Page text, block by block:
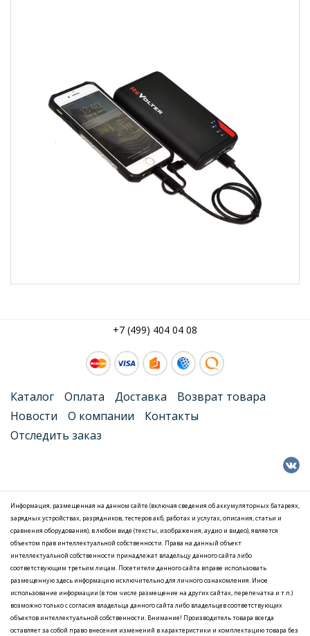
+7 (499) 404 04 08
Каталог Оплата Доставка
Возврат товара
Новости
О компании
Контакты
Отследить заказ
Информация, размещенная на данном сайте (включая сведения об аккумуляторных батареях,
зарядных устройствах, разрядников, тестеров акб, работах и услугах, описания, статьи и
сравнения оборудования), в любом виде (тексты, изображения, аудио и видео), является
объектом прав интеллектуальной собственности. Права на данный объект
интеллектуальной собственности принадлежат владельцу данного сайта либо
соответствующим третьим лицам. Посетители данного сайта вправе использовать
размещенную здесь информацию исключительно для личного ознакомления. Иное
использование информации (в том числе размещение на других сайтах, перепечатка и т.п.)
возможно только с согласия владельца данного сайта либо владельцев соответствующих
объектов интеллектуальной собственности. Внимание! Производитель товара всегда
оставляет за собой право внесения изменений в характеристики и комплектацию товара без